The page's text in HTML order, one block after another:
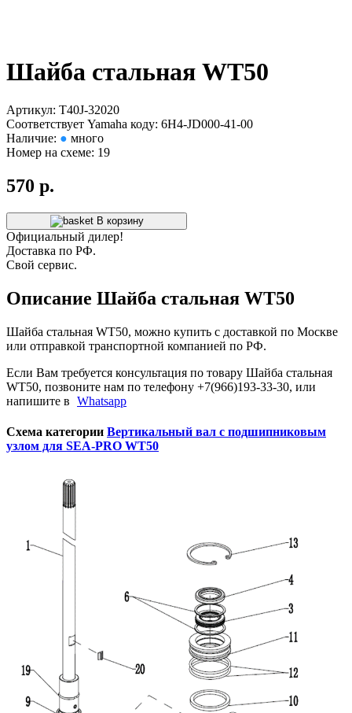
Шайба стальная WT50
Артикул: T40J-32020
Соответствует Yamaha коду: 6H4-JD000-41-00
Наличие: ● много
Номер на схеме: 19
570 р.
В корзину
Официальный дилер!
Доставка по РФ.
Свой сервис.
Описание Шайба стальная WT50
Шайба стальная WT50, можно купить c доставкой по Москве
или отправкой транспортной компанией по РФ.
Если Вам требуется консультация по товару Шайба стальная
WT50, позвоните нам по телефону +7(966)193-33-30, или
напишите в Whatsapp
Схема категории Вертикальный вал с подшипниковым
узлом для SEA-PRO WT50